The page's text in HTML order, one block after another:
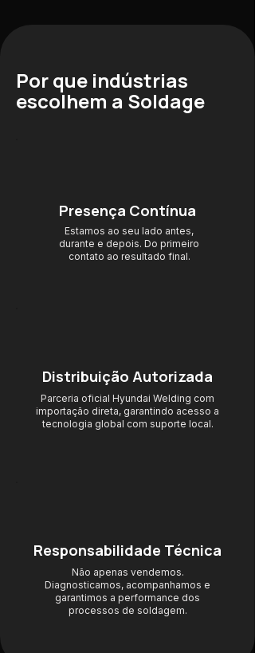
Por que indústrias
escolhem a Soldage
Presença Contínua
Estamos ao seu lado antes,
durante e depois. Do primeiro
contato ao resultado final.
Distribuição Autorizada
Parceria oficial Hyundai Welding com
importação direta, garantindo acesso a
tecnologia global com suporte local.
Responsabilidade Técnica
Não apenas vendemos.
Diagnosticamos, acompanhamos e
garantimos a performance dos
processos de soldagem.